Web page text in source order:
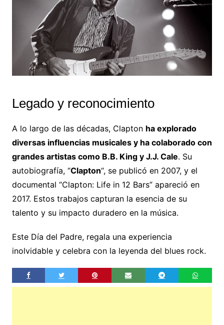
Legado y reconocimiento
A lo largo de las décadas, Clapton ha explorado
diversas influencias musicales y ha colaborado con
grandes artistas como B.B. King y J.J. Cale. Su
autobiografía, “Clapton“, se publicó en 2007, y el
documental “Clapton: Life in 12 Bars” apareció en
2017. Estos trabajos capturan la esencia de su
talento y su impacto duradero en la música.
Este Día del Padre, regala una experiencia
inolvidable y celebra con la leyenda del blues rock.